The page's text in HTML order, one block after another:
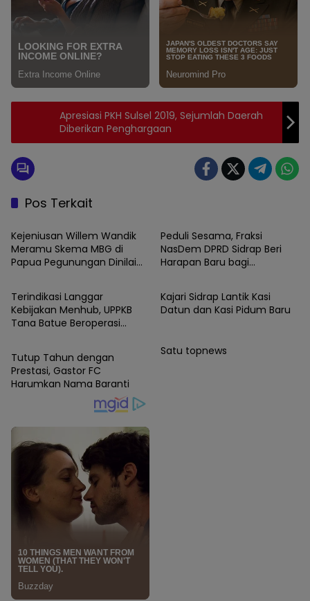
Apresiasi PKH Sulsel 2019, Sejumlah Daerah
Diberikan Penghargaan
Pos Terkait
News
Kejeniusan Willem Wandik
Meramu Skema MBG di
Papua Pegunungan Dinilai
Peduli Sesama, Fraksi
NasDem DPRD Sidrap Beri
Harapan Baru bagi
News
Terindikasi Langgar
Kebijakan Menhub, UPPKB
Tana Batue Beroperasi
Berlangsung
News
Kajari Sidrap Lantik Kasi
Datun dan Kasi Pidum Baru
SIDRAP
Tutup Tahun dengan
Prestasi, Gastor FC
Harumkan Nama Baranti
Satu topnews